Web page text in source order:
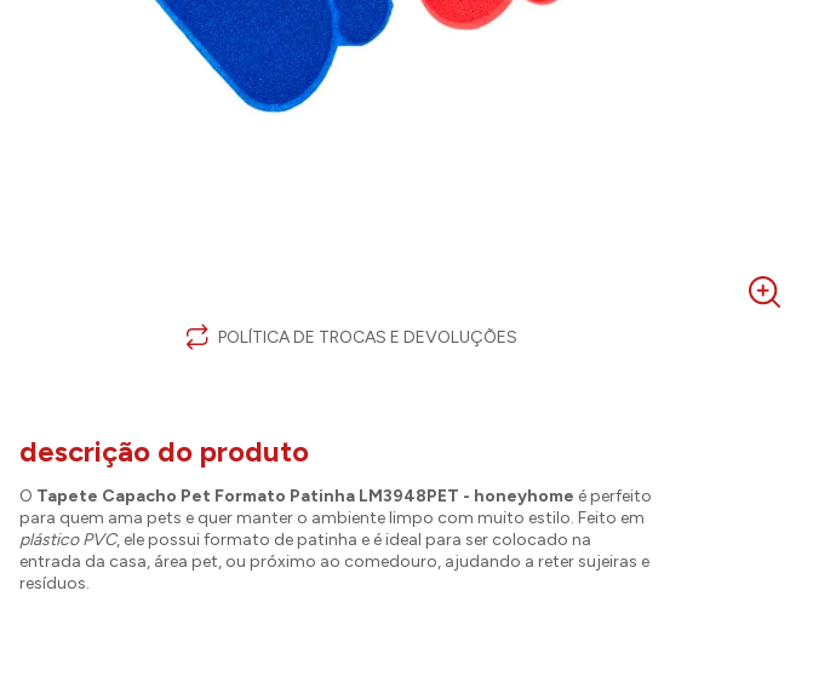
POLÍTICA DE TROCAS E DEVOLUÇÕES
descrição do produto
O Tapete Capacho Pet Formato Patinha LM3948PET - honeyhome é perfeito
para quem ama pets e quer manter o ambiente limpo com muito estilo. Feito em
plástico PVC, ele possui formato de patinha e é ideal para ser colocado na
entrada da casa, área pet, ou próximo ao comedouro, ajudando a reter sujeiras e
resíduos.